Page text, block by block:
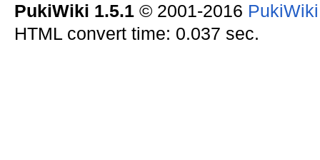
PukiWiki 1.5.1© 2001-2016
HTML convert time: 0.037 sec.